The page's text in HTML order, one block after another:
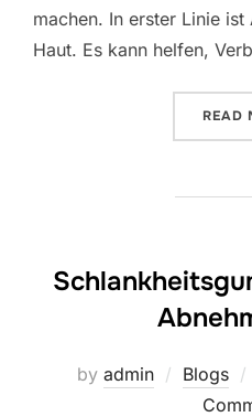
machen. In erster Linie
Haut. Es kann helfen,
READ
by admin Blogs